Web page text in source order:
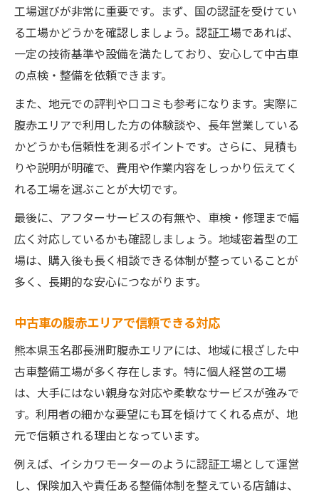
工場選びが非常に重要です。まず、国の認証を受けてい
る工場かどうかを確認しましょう。認証工場であれば、
一定の技術基準や設備を満たしており、安心して中古車
の点検・整備を依頼できます。
また、地元での評判や口コミも参考になります。実際に
腹赤エリアで利用した方の体験談や、長年営業している
かどうかも信頼性を測るポイントです。さらに、見積も
りや説明が明確で、費用や作業内容をしっかり伝えてく
れる工場を選ぶことが大切です。
最後に、アフターサービスの有無や、車検・修理まで幅
広く対応しているかも確認しましょう。地域密着型の工
場は、購入後も長く相談できる体制が整っていることが
多く、長期的な安心につながります。
中古車の腹赤エリアで信頼できる対応
熊本県玉名郡長洲町腹赤エリアには、地域に根ざした中
古車整備工場が多く存在します。特に個人経営の工場
は、大手にはない親身な対応や柔軟なサービスが強みで
す。利用者の細かな要望にも耳を傾けてくれる点が、地
元で信頼される理由となっています。
例えば、イシカワモーターのように認証工場として運営
し、保険加入や責任ある整備体制を整えている店舗は、